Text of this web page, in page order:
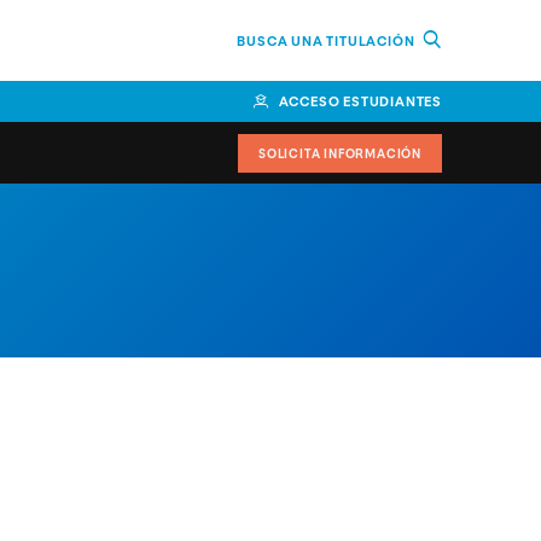
BUSCA UNA TITULACIÓN
ACCESO ESTUDIANTES
SOLICITA INFORMACIÓN